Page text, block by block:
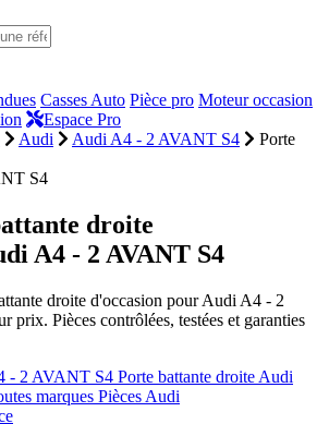
Casses Auto Pièce pro Moteur occasion
Espace Pro
Audi Audi A4 - 2 AVANT S4
Porte
S4
droite
A4 - 2 AVANT S4
droite d'occasion pour Audi A4 - 2
prix. Pièces contrôlées, testées et garanties
- 2 AVANT S4 Porte battante droite Audi
marques Pièces Audi